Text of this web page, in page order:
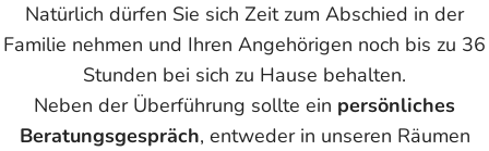
Natürlich dürfen Sie sich Zeit zum Abschied in der
Familie nehmen und Ihren Angehörigen noch bis zu 36
Stunden bei sich zu Hause behalten.
Neben der Überführung sollte ein persönliches
Beratungsgespräch, entweder in unseren Räumen